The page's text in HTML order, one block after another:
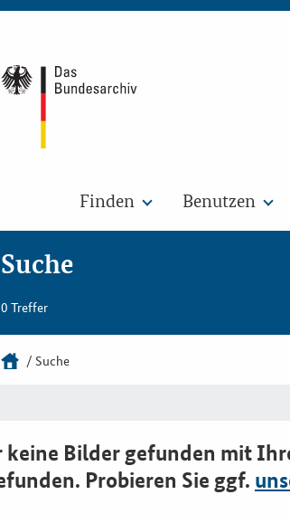
Finden Benutzen
Suche
0 Treffer
Suche
keine Bilder gefunden mit
Probieren Sie ggf.